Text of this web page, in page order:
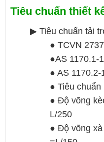
Tiêu chuẩn thiết
▶ Tiêu chuẩn tải
● TCVN
●AS 1170.1-
● AS 1170.2-
● Tiêu chuẩn
● Độ võng
L/250
● Độ võng